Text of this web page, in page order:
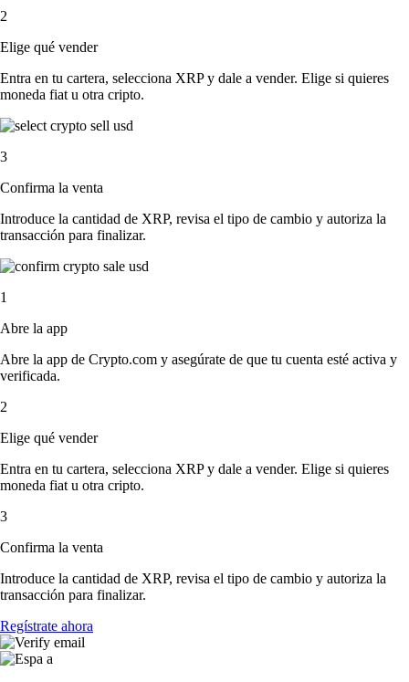
2
Elige qué vender
Entra en tu cartera, selecciona XRP y dale a vender. Elige si quieres
moneda fiat u otra cripto.
3
Confirma la venta
Introduce la cantidad de XRP, revisa el tipo de cambio y autoriza la
transacción para finalizar.
1
Abre la app
Abre la app de Crypto.com y asegúrate de que tu cuenta esté activa y
verificada.
2
Elige qué vender
Entra en tu cartera, selecciona XRP y dale a vender. Elige si quieres
moneda fiat u otra cripto.
3
Confirma la venta
Introduce la cantidad de XRP, revisa el tipo de cambio y autoriza la
transacción para finalizar.
Regístrate ahora